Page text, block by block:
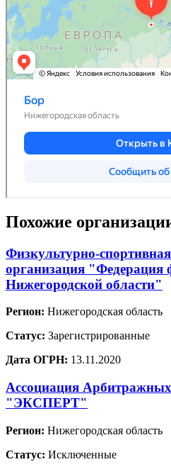
Похожие
Физкультурно-
организация "Федерация
Нижегородской области"
Регион: Нижегородская область
Статус: Зарегистрированные
Дата ОГРН: 13.11.2020
Ассоциация
"ЭКСПЕРТ"
Регион: Нижегородская область
Статус: Исключенные